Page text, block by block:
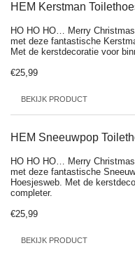
HEM Kerstman
HO HO HO… Merry
met deze fantastische
Met de kerstdecoratie voor
€25,99
BEKIJK PRODUCT
HEM Sneeuwpop
HO HO HO… Merry
met deze fantastische
Hoesjesweb. Met de
completer.
€25,99
BEKIJK PRODUCT